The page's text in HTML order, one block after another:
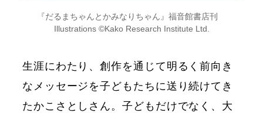
『だるまちゃんとかみなりちゃん』福音館書店刊
Illustrations ©Kako Research Institute Ltd.
生涯にわたり、創作を通じて明るく前向き
なメッセージを子どもたちに送り続けてき
たかこさとしさん。子どもだけでなく、大